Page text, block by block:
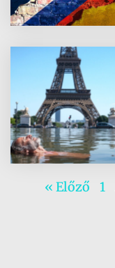
« Előző 1